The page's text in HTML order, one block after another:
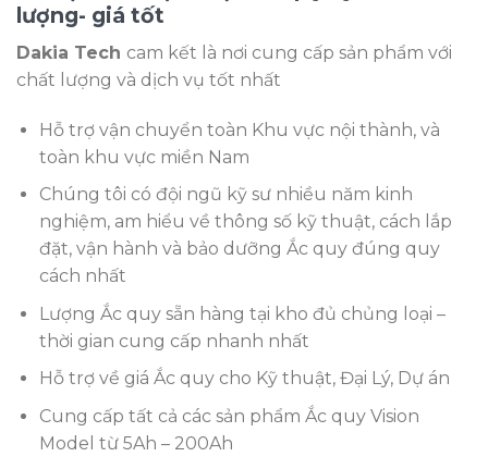
lượng- giá tốt
Dakia Tech cam kết là nơi cung cấp sản phẩm với
chất lượng và dịch vụ tốt nhất
Hỗ trợ vận chuyển toàn Khu vực nội thành, và
toàn khu vực miền Nam
Chúng tôi có đội ngũ kỹ sư nhiều năm kinh
nghiệm, am hiểu về thông số kỹ thuật, cách lắp
đặt, vận hành và bảo dưỡng Ắc quy đúng quy
cách nhất
Lượng Ắc quy sẵn hàng tại kho đủ chủng loại –
thời gian cung cấp nhanh nhất
Hỗ trợ về giá Ắc quy cho Kỹ thuật, Đại Lý, Dự án
Cung cấp tất cả các sản phẩm Ắc quy Vision
Model từ 5Ah – 200Ah